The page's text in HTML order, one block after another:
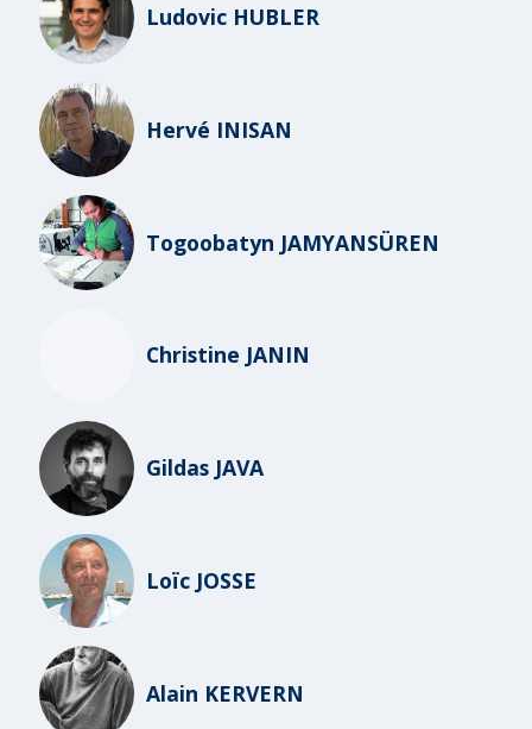
Ludovic HUBLER
Hervé INISAN
Togoobatyn JAMYANSÜREN
Christine JANIN
Gildas JAVA
Loïc JOSSE
Alain KERVERN